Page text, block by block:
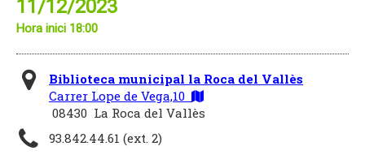
11/12/2023
Hora inici 18:00
Biblioteca municipal la Roca del Vallès
Carrer Lope de Vega,10
08430 La Roca del Vallès
93.842.44.61 (ext. 2)